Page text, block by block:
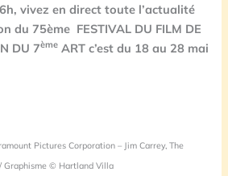
vivez en direct toute l’actualité
du 75ème FESTIVAL DU FILM DE
DU 7ème ART c’est du 18 au 28 mai
Pictures Corporation – Jim Carrey, The
Graphisme © Hartland Villa